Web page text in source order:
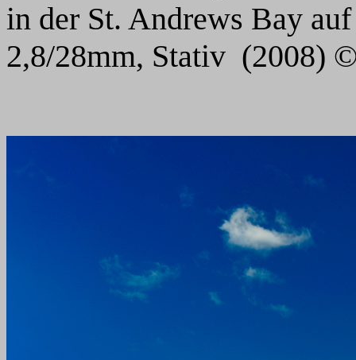
in der St. Andrews Bay
2,8/28mm, Stativ (2008)